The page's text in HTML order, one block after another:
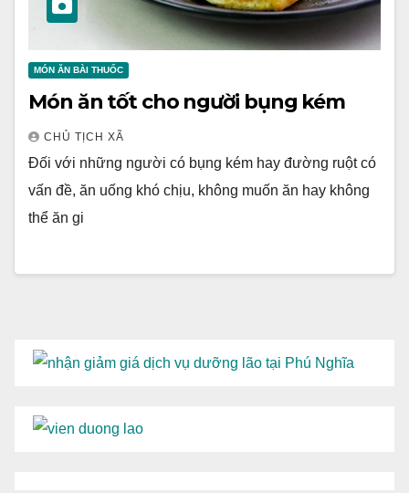
MÓN ĂN BÀI THUỐC
Món ăn tốt cho người bụng kém
CHỦ TỊCH XÃ
Đối với những người có bụng kém hay đường ruột có
vấn đề, ăn uống khó chịu, không muốn ăn hay không
thể ăn gi